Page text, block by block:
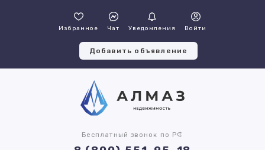
Избранное Чат Уведомления Войти
Добавить объявление
Бесплатный звонок по РФ